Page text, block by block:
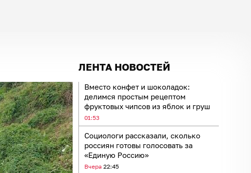
ЛЕНТА НОВОСТЕЙ
Вместо конфет и шоколадок:
делимся простым рецептом
фруктовых чипсов из яблок и груш
01:53
Социологи рассказали, сколько
россиян готовы голосовать за
«Единую Россию»
Вчера 22:45